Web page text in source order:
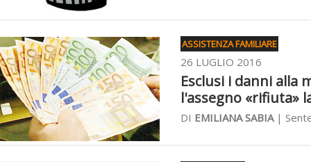
ASSISTENZA FAMILIARE
26 LUGLIO 2016
Esclusi i danni alla
l'assegno «rifiuta»
DI EMILIANA SABIA|